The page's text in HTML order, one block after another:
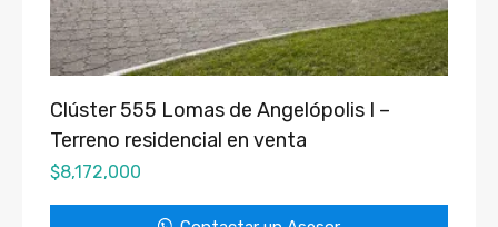
Clúster 555 Lomas de Angelópolis I –
Terreno residencial en venta
$8,172,000